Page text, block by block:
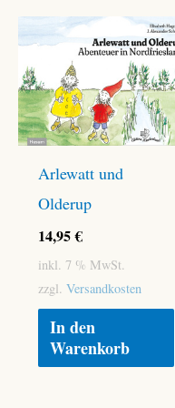
Arlewatt und
Olderup
14,95€
inkl. 7 % MwSt.
zzgl. Versandkosten
In den
Warenkorb